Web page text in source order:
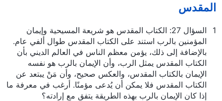
المقدس
1
السؤال 27: الكتاب المقدس هو شريعة المسيحية وإيمان
المؤمنين بالرب استند على الكتاب المقدس طوال ألفي عام.
بالإضافة إلى ذلك، يؤمن معظم الناس في العالم الديني بأن
الكتاب المقدس يمثل الرب، وأن الإيمان بالرب هو نفسه
الإيمان بالكتاب المقدس، والعكس صحيح، وأن مَنْ يبتعد عن
الكتاب المقدس فلا يمكن أن يُدعى مؤمنًا. أرغب في معرفة ما
إذا كان الإيمان بالرب بهذه الطريقة يتفق مع إرادته؟